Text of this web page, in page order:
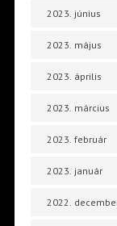
2023. június
2023. május
2023. április
2023. március
2023. február
2023. január
2022.